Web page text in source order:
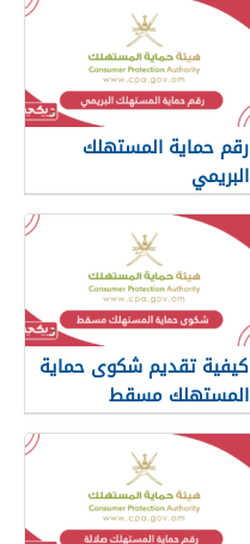
رقم حماية المستهلك
البريمي
كيفية تقديم شكوى حماية
المستهلك مسقط